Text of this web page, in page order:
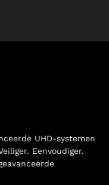
UHD-systemen
Eenvoudiger.